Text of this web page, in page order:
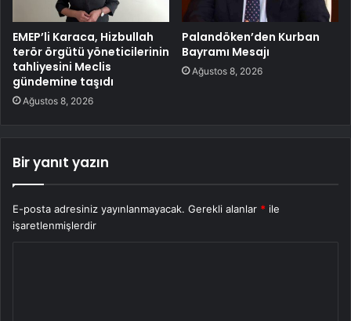
EMEP’li Karaca, Hizbullah
terör örgütü yöneticilerinin
tahliyesini Meclis
gündemine taşıdı
Ağustos 8, 2026
Palandöken’den Kurban
Bayramı Mesajı
Ağustos 8, 2026
Bir yanıt yazın
E-posta adresiniz yayınlanmayacak. Gerekli alanlar * ile
işaretlenmişlerdir